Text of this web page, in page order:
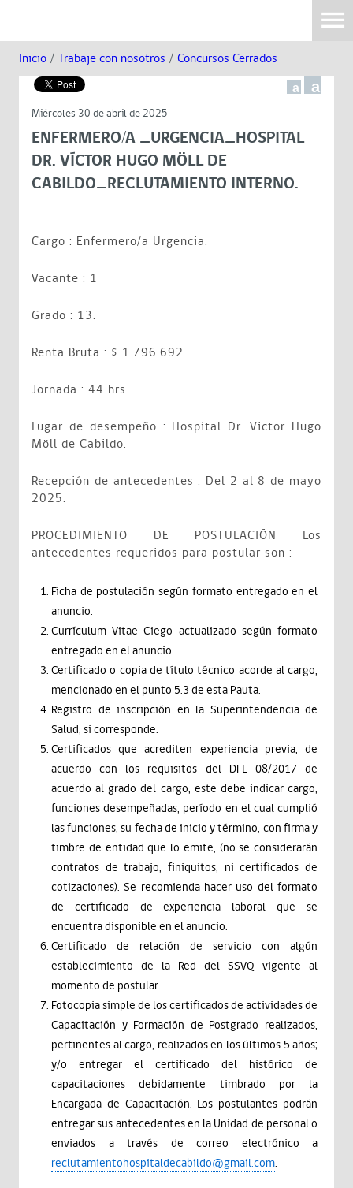
Inicio / Trabaje con nosotros / Concursos Cerrados
a a
Miércoles 30 de abril de 2025
ENFERMERO/A _URGENCIA_HOSPITAL
DR. VÍCTOR HUGO MÖLL DE
CABILDO_RECLUTAMIENTO INTERNO.
Cargo : Enfermero/a Urgencia.
Vacante : 1
Grado : 13.
Renta Bruta : $ 1.796.692 .
Jornada : 44 hrs.
Lugar de desempeño : Hospital Dr. Victor Hugo
Möll de Cabildo.
Recepción de antecedentes : Del 2 al 8 de mayo
2025.
PROCEDIMIENTO DE POSTULACIÓN Los
antecedentes requeridos para postular son :
Ficha de postulación según formato entregado en el
anuncio.
Currículum Vitae Ciego actualizado según formato
entregado en el anuncio.
Certificado o copia de título técnico acorde al cargo,
mencionado en el punto 5.3 de esta Pauta.
Registro de inscripción en la Superintendencia de
Salud, si corresponde.
Certificados que acrediten experiencia previa, de
acuerdo con los requisitos del DFL 08/2017 de
acuerdo al grado del cargo, este debe indicar cargo,
funciones desempeñadas, período en el cual cumplió
las funciones, su fecha de inicio y término, con firma y
timbre de entidad que lo emite, (no se considerarán
contratos de trabajo, finiquitos, ni certificados de
cotizaciones). Se recomienda hacer uso del formato
de certificado de experiencia laboral que se
encuentra disponible en el anuncio.
Certificado de relación de servicio con algún
establecimiento de la Red del SSVQ vigente al
momento de postular.
Fotocopia simple de los certificados de actividades de
Capacitación y Formación de Postgrado realizados,
pertinentes al cargo, realizados en los últimos 5 años;
y/o entregar el certificado del histórico de
capacitaciones debidamente timbrado por la
Encargada de Capacitación. Los postulantes podrán
entregar sus antecedentes en la Unidad de personal o
enviados a través de correo electrónico a
reclutamientohospitaldecabildo@gmail.com.